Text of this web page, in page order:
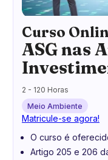
Curso
ASG nas
2 - 120 Horas
Meio Ambiente
Matricule-se agora!
O curso é
Artigo 205 e 206